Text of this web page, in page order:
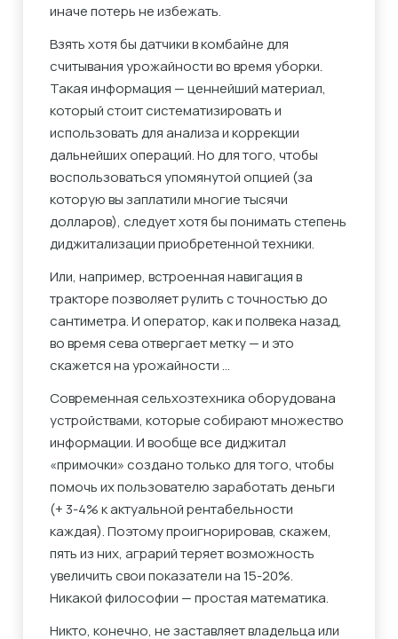
иначе потерь не избежать.
Взять хотя бы датчики в комбайне для
считывания урожайности во время уборки.
Такая информация — ценнейший материал,
который стоит систематизировать и
использовать для анализа и коррекции
дальнейших операций. Но для того, чтобы
воспользоваться упомянутой опцией (за
которую вы заплатили многие тысячи
долларов), следует хотя бы понимать степень
диджитализации приобретенной техники.
Или, например, встроенная навигация в
тракторе позволяет рулить с точностью до
сантиметра. И оператор, как и полвека назад,
во время сева отвергает метку — и это
скажется на урожайности …
Современная сельхозтехника оборудована
устройствами, которые собирают множество
информации. И вообще все диджитал
«примочки» создано только для того, чтобы
помочь их пользователю заработать деньги
(+ 3-4% к актуальной рентабельности
каждая). Поэтому проигнорировав, скажем,
пять из них, аграрий теряет возможность
увеличить свои показатели на 15-20%.
Никакой философии — простая математика.
Никто, конечно, не заставляет владельца или